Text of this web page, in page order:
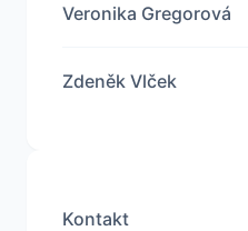
Veronika Gregorová
Zdeněk Vlček
Kontakt